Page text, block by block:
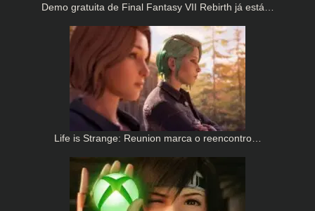
Demo gratuita de Final Fantasy VII Rebirth já está…
Life is Strange: Reunion marca o reencontro…